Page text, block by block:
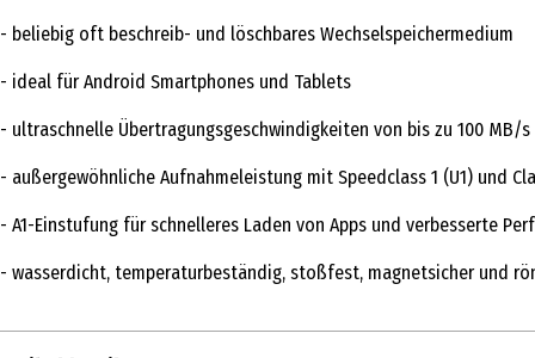
- beliebig oft beschreib- und löschbares Wechselspeichermedium
- ideal für Android Smartphones und Tablets
- ultraschnelle Übertragungsgeschwindigkeiten von bis zu 100 MB/s
- außergewöhnliche Aufnahmeleistung mit Speedclass 1 (U1) und
- A1-Einstufung für schnelleres Laden von Apps und verbesserte
- wasserdicht, temperaturbeständig, stoßfest, magnetsicher und